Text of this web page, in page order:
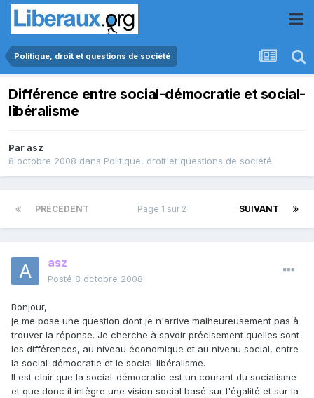
Politique, droit et questions de société
Différence entre social-démocratie et social-
libéralisme
Parasz
8 octobre 2008 dans Politique, droit et questions de société
PRÉCÉDENT SUIVANT
Page 1 sur 2
asz
Posté 8 octobre 2008
Bonjour,
je me pose une question dont je n'arrive malheureusement pas à
trouver la réponse. Je cherche à savoir précisement quelles sont
les différences, au niveau économique et au niveau social, entre
la social-démocratie et le social-libéralisme.
Il est clair que la social-démocratie est un courant du socialisme
et que donc il intègre une vision social basé sur l'égalité et sur la